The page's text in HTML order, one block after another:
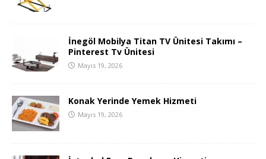
İnegöl Mobilya Titan TV Ünitesi Takımı –
Pinterest Tv Ünitesi
Mayıs 19, 2026
Konak Yerinde Yemek Hizmeti
Mayıs 19, 2026